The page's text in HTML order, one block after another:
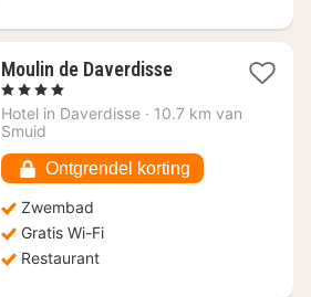
Moulin de Daverdisse1
vanaf
, 4 Sterren
Hotel in Daverdisse · 10.7 km van
Smuid
Ontgrendel korting
Zwembad
Gratis Wi-Fi
Restaurant